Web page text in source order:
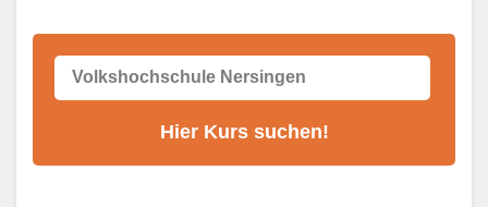
Alternativen zum VHS Programm 2026 in